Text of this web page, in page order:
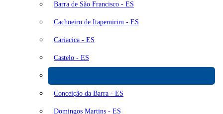
Barra de São Francisco - ES
Cachoeiro de Itapemirim - ES
Cariacica - ES
Castelo - ES
Conceição da Barra - ES
Domingos Martins - ES